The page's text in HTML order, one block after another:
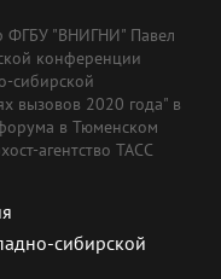
ФГБУ "ВНИГНИ" Павел
конференции
сибирской
вызовов 2020 года" в
в Тюменском
агентство ТАСС
сибирской